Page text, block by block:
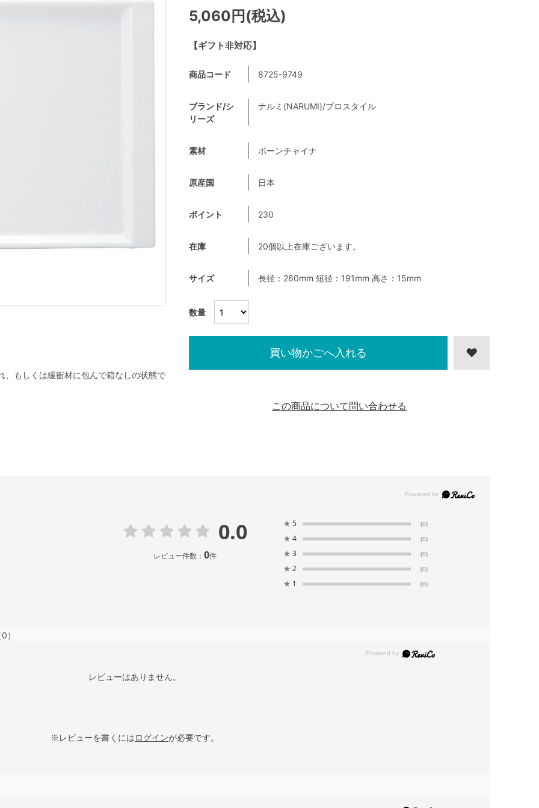
もしくは緩衝材に包んで箱なしの状態で
【ギフト非対応】
5,060円(税込)
数量
商品コード 8725-9749
ブランド/シ
リーズ
ナルミ(NARUMI)/プロスタイル
素材 ボーンチャイナ
原産国 日本
ポイント 230
在庫 20個以上在庫ございます。
サイズ 長径：260mm 短径：191mm 高さ：15mm
買い物かごへ入れる
この商品について問い合わせる
0.0
レビュー件数： 0件
★ 5 (0)
★ 4 (0)
★ 3 (0)
★ 2 (0)
★ 1 (0)
）
レビューはありません。
※レビューを書くにはログインが必要です。